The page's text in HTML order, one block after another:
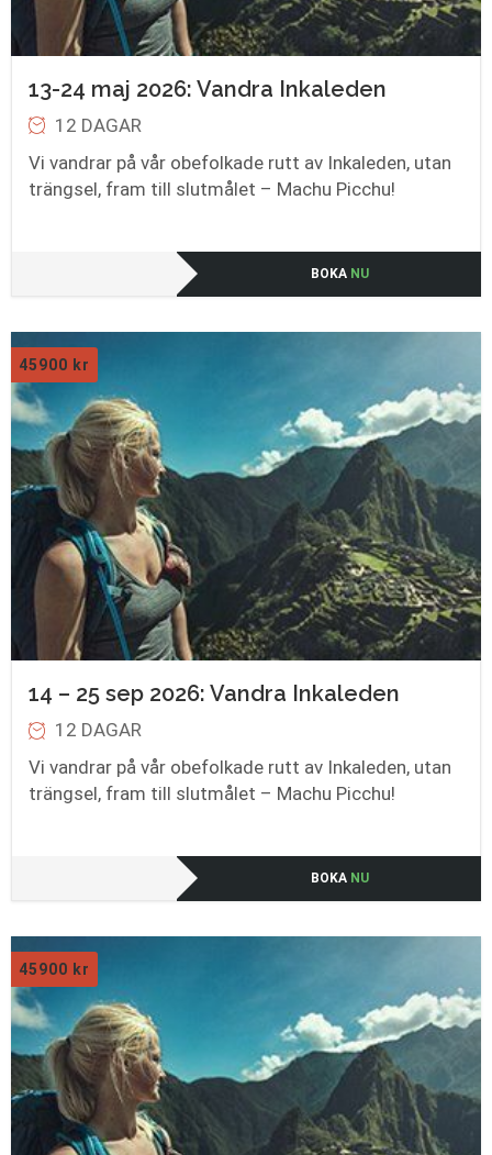
13-24 maj 2026: Vandra Inkaleden
12 DAGAR
Vi vandrar på vår obefolkade rutt av Inkaleden, utan
trängsel, fram till slutmålet – Machu Picchu!
BOKA NU
45900 kr
14 – 25 sep 2026: Vandra Inkaleden
12 DAGAR
Vi vandrar på vår obefolkade rutt av Inkaleden, utan
trängsel, fram till slutmålet – Machu Picchu!
BOKA NU
45900 kr